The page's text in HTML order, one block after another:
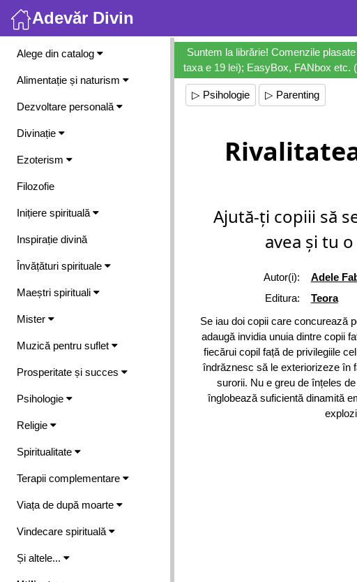
Adevăr Divin
Meniu
Alege din catalog
Alimentație și naturism
Dezvoltare personală
Divinație
Ezoterism
Filozofie
Inițiere spirituală
Inspirație divină
Învățături spirituale
Maeștri spirituali
Mister
Muzică pentru suflet
Prosperitate și succes
Psihologie
Religie
Spiritualitate
Terapii complementare
Viața de după moarte
Vindecare spirituală
Și altele...
Suntem la librărie! Comenzile
taxa e 19 lei); EasyBox, FANbox etc.
▷ Psihologie ▷ Parenting
Ajută-ți copiii să
avea și tu
Autor(i): Adele
Editura:
Teora
Se iau doi copii care concurează
adaugă invidia unuia dintre copii
fiecărui copil față de privilegiile
îndrăznesc să le exteriorizeze în
surorii. Nu e greu de înțeles
înglobează suficientă dinamită